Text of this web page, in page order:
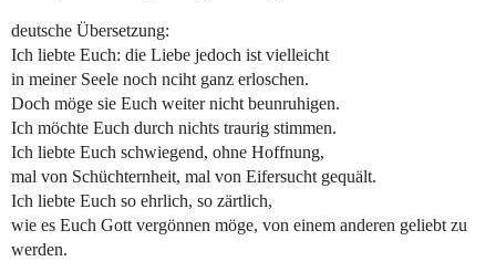
deutsche Übersetzung:
Ich liebte Euch: die Liebe jedoch ist vielleicht
in meiner Seele noch nciht ganz erloschen.
Doch möge sie Euch weiter nicht beunruhigen.
Ich möchte Euch durch nichts traurig stimmen.
Ich liebte Euch schwiegend, ohne Hoffnung,
mal von Schüchternheit, mal von Eifersucht gequält.
Ich liebte Euch so ehrlich, so zärtlich,
wie es Euch Gott vergönnen möge, von einem anderen geliebt zu
werden.